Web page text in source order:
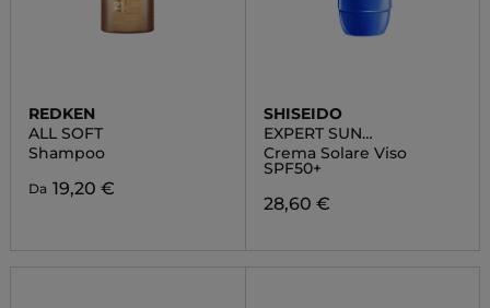
REDKEN
ALL SOFT
Shampoo
Da 19,20 €
SHISEIDO
EXPERT SUN
PROTECTOR
Crema Solare Viso
SPF50+
28,60 €